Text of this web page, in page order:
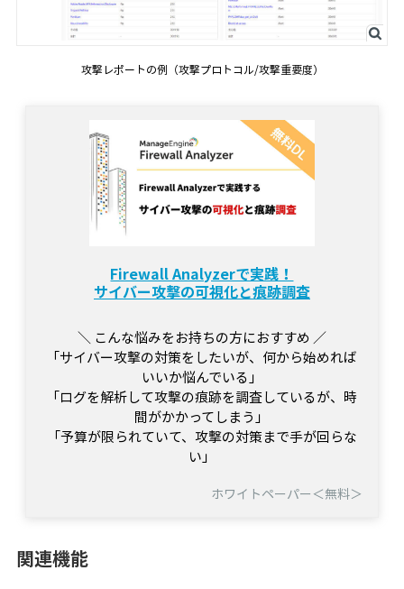
攻撃レポートの例（攻撃プロトコル/攻撃重要度）
Firewall Analyzerで実践！
サイバー攻撃の可視化と痕跡調査
＼ こんな悩みをお持ちの方におすすめ ／
「サイバー攻撃の対策をしたいが、何から始めれば
いいか悩んでいる」
「ログを解析して攻撃の痕跡を調査しているが、時
間がかかってしまう」
「予算が限られていて、攻撃の対策まで手が回らな
い」
ホワイトペーパー＜無料＞
関連機能